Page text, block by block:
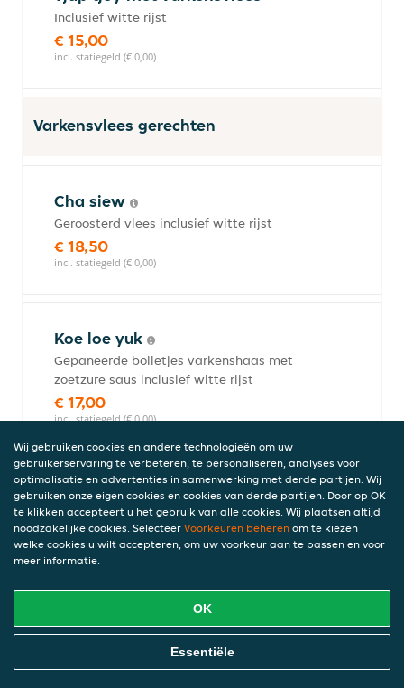
Inclusief witte rijst
€ 15,00
incl. statiegeld (€ 0,00)
Varkensvlees gerechten
Cha siew
Geroosterd vlees inclusief witte rijst
€ 18,50
incl. statiegeld (€ 0,00)
Koe loe yuk
Gepaneerde bolletjes varkenshaas met
zoetzure saus inclusief witte rijst
€ 17,00
incl. statiegeld (€ 0,00)
Varkensvlees met Chinese
champignons
Inclusief witte rijst
€ 17,00
Gesneden varkenshaas in pikante saus
Online Eten Bestellen
Wij gebruiken cookies en andere technologieën om uw
gebruikerservaring te verbeteren, te personaliseren, analyses voor
optimalisatie en advertenties in samenwerking met derde partijen. Wij
gebruiken onze eigen cookies en cookies van derde partijen. Door op OK
te klikken accepteert u het gebruik van alle cookies. Wij plaatsen altijd
noodzakelijke cookies. Selecteer Voorkeuren beheren om te kiezen
welke cookies u wilt accepteren, om uw voorkeur aan te passen en voor
meer informatie.
OK
Essentiële